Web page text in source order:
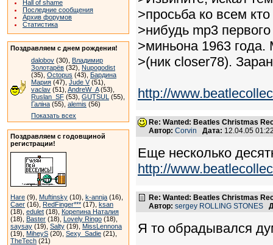
Hall of shame
Последние сообщения
Архив форумов
Статистика
Поздравляем с днем рождения!
dalobov (30), Владимир
Золотарёв (32), Nupogodist
(35), Octopus (43), Бардина
Мария (47), Jude V(51),
vaclav (51), AndreW_A(53),
Ruslan_SF (53), GUTSUL (55),
Галіна (55), alemis (56)
Показать всех
Поздравляем с годовщиной
регистрации!
Hare (9), Muftinsky (10), k-annja (16),
Caer (16), RedFinger*** (17), ksan
(18), edulet (18), Корепина Наталия
(18), Baster (18), Lovely Ringo (18),
saysay (19), Salty (19), MissLennona
(19), MiheyS (20), Sexy_Sadie (21),
TheTech (21)
>просьба ко всем
>нибудь mp3
>миньона 1963
>(ник closer78).
http://
Re: Wanted: Beatles Christmas
Автор: Corvin Дата: 12.04.05
Еще несколько
http://
Re: Wanted: Beatles Christmas
Автор: sergey ROLLING STONES
Я то обрадывался